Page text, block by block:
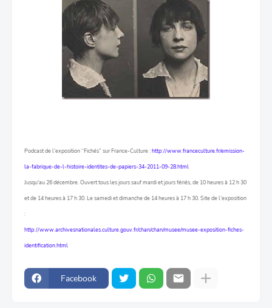
Podcast de l’exposition “Fichés” sur France-Culture :http://www.franceculture.fr/emission-
la-fabrique-de-l-histoire-identites-de-papiers-34-2011-09-28.html
Jusqu'au 26 décembre. Ouvert tous les jours sauf mardi et jours fériés, de 10 heures à 12 h 30
et de 14 heures à 17 h 30. Le samedi et dimanche de 14 heures à 17 h 30. Site de l’exposition
:
http://www.archivesnationales.culture.gouv.fr/chan/chan/musee/musee-exposition-fiches-
identification.html
Facebook